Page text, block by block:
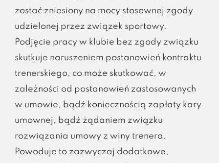
zostać zniesiony na mocy stosownej zgody
udzielonej przez związek sportowy.
Podjęcie pracy w klubie bez zgody związku
skutkuje naruszeniem postanowień kontraktu
trenerskiego, co może skutkować, w
zależności od postanowień zastosowanych
w umowie, bądź koniecznością zapłaty kary
umownej, bądź żądaniem związku
rozwiązania umowy z winy trenera.
Powoduje to zazwyczaj dodatkowe,